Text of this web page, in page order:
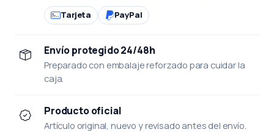
Tarjeta PayPal
Envío protegido 24/48h
Preparado con embalaje reforzado para cuidar la
caja.
Producto oficial
Artículo original, nuevo y revisado antes del envío.